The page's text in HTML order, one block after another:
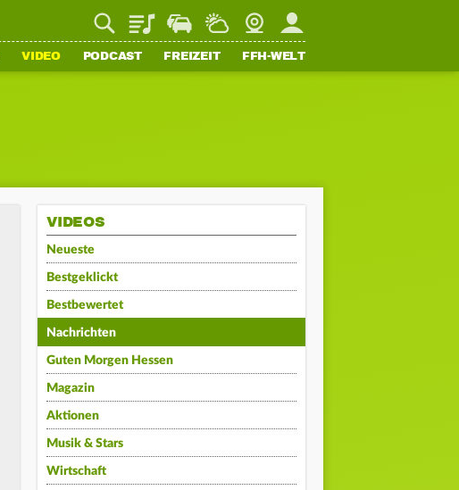
PlaylistStaupilotWetterWebcamMein FFH
VIDEO PODCAST FREIZEIT FFH-WELT
VIDEOS
Neueste
Bestgeklickt
Bestbewertet
Nachrichten
Guten Morgen Hessen
Magazin
Aktionen
Musik & Stars
Wirtschaft